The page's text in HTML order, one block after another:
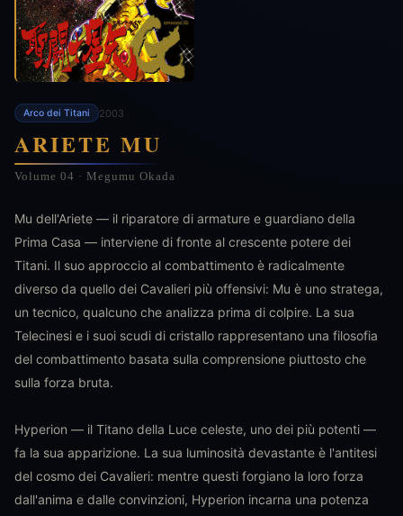
Arco dei Titani 2003
ARIETE MU
Volume 04 · Megumu Okada
Mu dell'Ariete — il riparatore di armature e guardiano della
Prima Casa — interviene di fronte al crescente potere dei
Titani. Il suo approccio al combattimento è radicalmente
diverso da quello dei Cavalieri più offensivi: Mu è uno stratega,
un tecnico, qualcuno che analizza prima di colpire. La sua
Telecinesi e i suoi scudi di cristallo rappresentano una filosofia
del combattimento basata sulla comprensione piuttosto che
sulla forza bruta.
Hyperion — il Titano della Luce celeste, uno dei più potenti —
fa la sua apparizione. La sua luminosità devastante è l'antitesi
del cosmo dei Cavalieri: mentre questi forgiano la loro forza
dall'anima e dalle convinzioni, Hyperion incarna una potenza